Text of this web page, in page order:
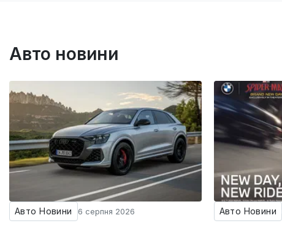
Авто новини
Авто Новини 6 серпня 2026 Авто Новини